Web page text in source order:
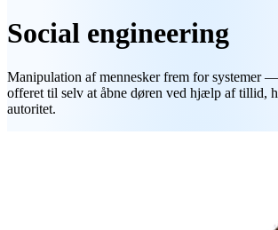
Social engineering
Manipulation af mennesker frem for systemer
offeret til selv at åbne døren ved hjælp af tillid,
autoritet.